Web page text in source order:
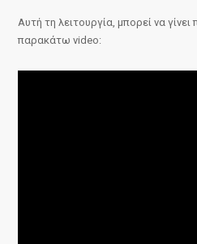
Αυτή τη λειτουργία, μπορεί να
παρακάτω video: